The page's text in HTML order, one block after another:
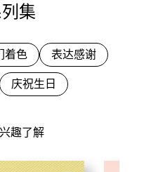
趣了解
集
着色 表达感谢
庆祝生日